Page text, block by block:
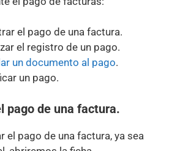
el pago de una factura.
el registro de un pago.
un documento al pago.
un pago.
pago de una factura.
el pago de una factura, ya sea